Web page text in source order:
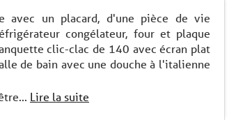
avec un placard, d'une pièce de vie
congélateur, four et plaque
clic-clac de 140 avec écran plat
de bain avec une douche à l'italienne
Lire la suite